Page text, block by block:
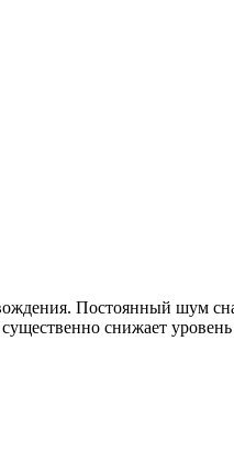
Постоянный шум
снижает